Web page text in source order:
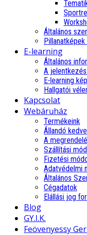
Általános
E-learning
Általános
A
E-learning
Hallgatói
Kapcsolat
Webáruház
Termékeink
Állandó
A
Szállítási
Fizetési
Adatvédelmi
Általános
Cégadatok
Elállási jog
Blog
GY.I.K.
Feövenyessy